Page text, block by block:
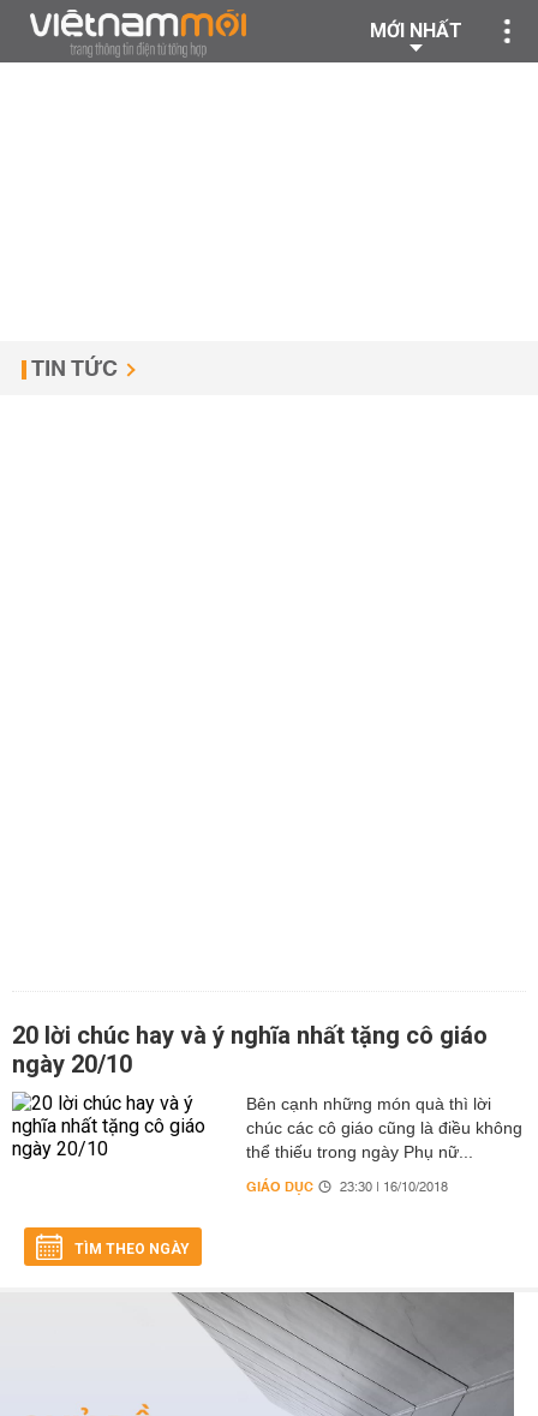
MỚI NHẤT
TIN TỨC
20 lời chúc hay và ý nghĩa nhất tặng cô giáo
ngày 20/10
Bên cạnh những món quà thì lời
chúc các cô giáo cũng là điều không
thể thiếu trong ngày Phụ nữ...
GIÁO DỤC 23:30 | 16/10/2018
TÌM THEO NGÀY